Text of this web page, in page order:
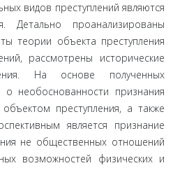
видов преступлений являются
Детально проанализированы
теории объекта преступления
рассмотрены исторические
На основе полученных
о необоснованности признания
преступления, а также
является признание
не общественных отношений
возможностей физических и